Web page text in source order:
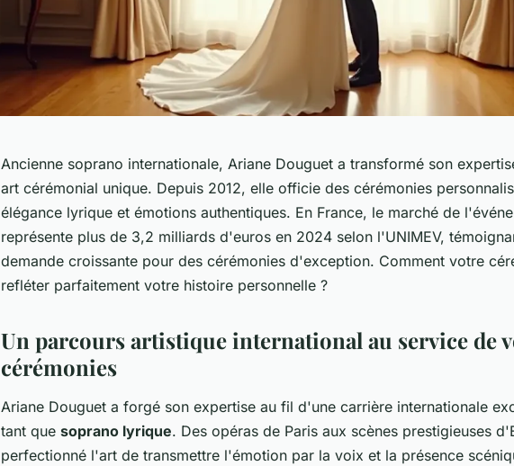
Ancienne soprano internationale, Ariane Douguet a transformé son
art cérémonial unique. Depuis 2012, elle officie des cérémonies
élégance lyrique et émotions authentiques. En France, le marché de
représente plus de 3,2 milliards d'euros en 2024 selon l'UNIMEV,
demande croissante pour des cérémonies d'exception. Comment votre
refléter parfaitement votre histoire personnelle ?
Un parcours artistique international au service de
cérémonies
Ariane Douguet a forgé son expertise au fil d'une carrière internationale
tant que soprano lyrique. Des opéras de Paris aux scènes prestigieuses
perfectionné l'art de transmettre l'émotion par la voix et la présence